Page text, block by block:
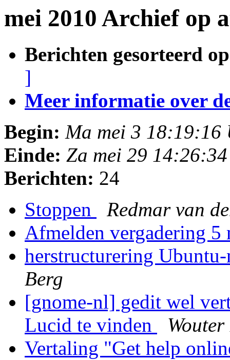
mei 2010 Archief op
Berichten gesorteerd
]
Meer informatie over
Begin: Ma mei 3 18:19:16
Einde: Za mei 29
Berichten: 24
Stoppen
Redmar van
Afmelden vergadering
herstructurering
Berg
[gnome-nl] gedit wel
Lucid te vinden
Vertaling "Get help